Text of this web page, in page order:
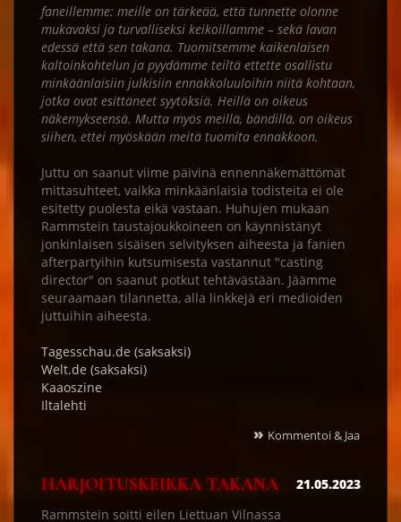
faneillemme: meille on tärkeää, että tunnette olonne
mukavaksi ja turvalliseksi keikoillamme – sekä lavan
edessä että sen takana. Tuomitsemme kaikenlaisen
kaltoinkohtelun ja pyydämme teiltä ettette osallistu
minkäänlaisiin julkisiin ennakkoluuloihin niitä kohtaan,
jotka ovat esittäneet syytöksiä. Heillä on oikeus
näkemykseensä. Mutta myös meillä, bändillä, on oikeus
siihen, ettei myöskään meitä tuomita ennakkoon.
Juttu on saanut viime päivinä ennennäkemättömät
mittasuhteet, vaikka minkäänlaisia todisteita ei ole
esitetty puolesta eikä vastaan. Huhujen mukaan
Rammstein taustajoukkoineen on käynnistänyt
jonkinlaisen sisäisen selvityksen aiheesta ja fanien
afterpartyihin kutsumisesta vastannut "casting
director" on saanut potkut tehtävästään. Jäämme
seuraamaan tilannetta, alla linkkejä eri medioiden
juttuihin aiheesta.
Tagesschau.de (saksaksi)
Welt.de (saksaksi)
Kaaoszine
Iltalehti
» Kommentoi & Jaa
HARJOITUSKEIKKA TAKANA
21.05.2023
Rammstein soitti eilen Liettuan Vilnassa